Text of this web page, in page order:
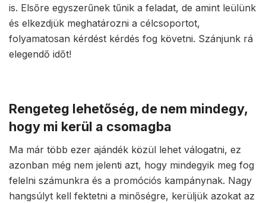
is. Elsőre egyszerűnek tűnik a feladat, de amint leülünk
és elkezdjük meghatározni a célcsoportot,
folyamatosan kérdést kérdés fog követni. Szánjunk rá
elegendő időt!
Rengeteg lehetőség, de nem mindegy,
hogy mi kerül a csomagba
Ma már több ezer ajándék közül lehet válogatni, ez
azonban még nem jelenti azt, hogy mindegyik meg fog
felelni számunkra és a promóciós kampánynak. Nagy
hangsúlyt kell fektetni a minőségre, kerüljük azokat az